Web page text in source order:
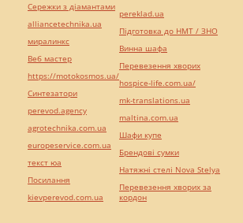
Сережки з діамантами
alliancetechnika.ua
миралинкс
Веб мастер
https://motokosmos.ua/
Синтезатори
perevod.agency
agrotechnika.com.ua
europeservice.com.ua
текст юа
Посилання
kievperevod.com.ua
pereklad.ua
Підготовка до НМТ / ЗНО
Винна шафа
Перевезення хворих
hospice-life.com.ua/
mk-translations.ua
maltina.com.ua
Шафи купе
Брендові сумки
Натяжні стелі Nova Stelya
Перевезення хворих за
кордон